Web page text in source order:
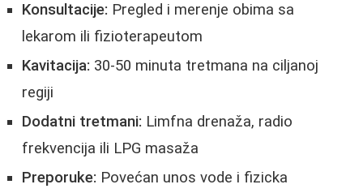
Konsultacije: Pregled i merenje obima sa
lekarom ili fizioterapeutom
Kavitacija: 30-50 minuta tretmana na ciljanoj
regiji
Dodatni tretmani: Limfna drenaža, radio
frekvencija ili LPG masaža
Preporuke: Povećan unos vode i fizicka